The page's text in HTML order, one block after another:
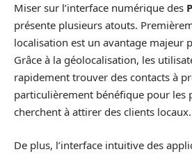
Miser sur l’interface numérique des
présente plusieurs atouts.
localisation est un avantage majeur
Grâce à la géolocalisation, les
rapidement trouver des contacts à
particulièrement bénéfique pour les
cherchent à attirer des clients locaux.
De plus, l’interface intuitive des